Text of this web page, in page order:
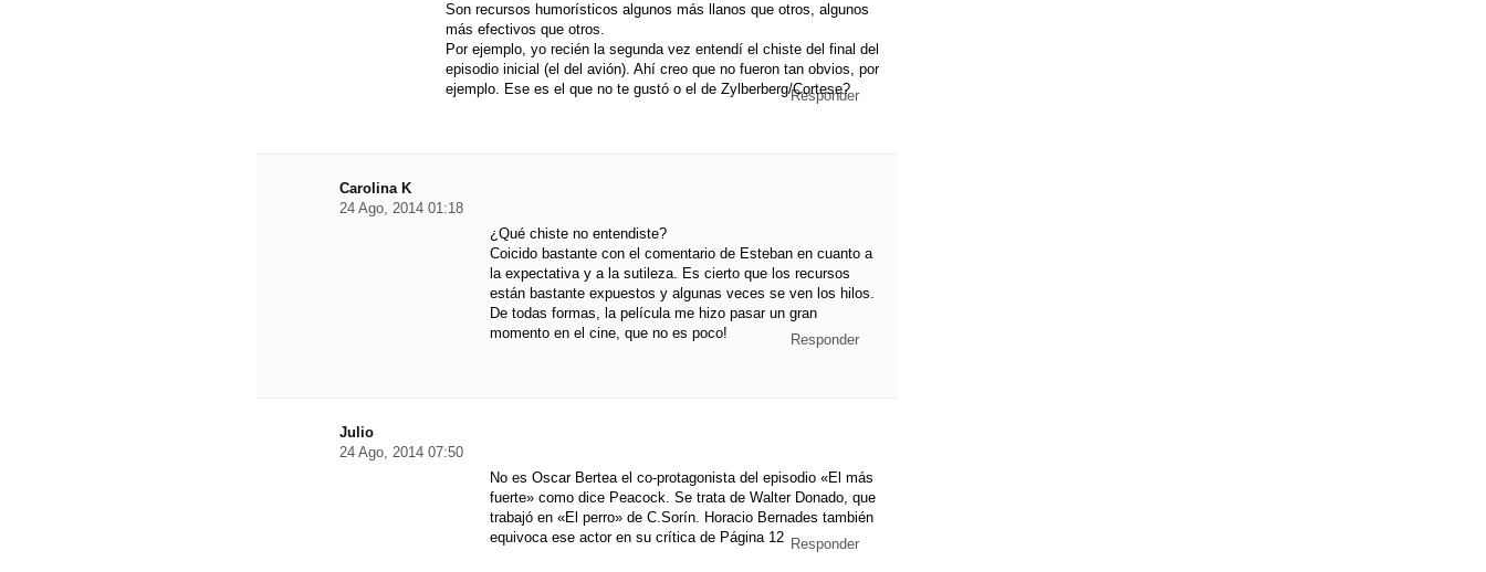
Son recursos humorísticos algunos más llanos que otros, algunos
más efectivos que otros.
Por ejemplo, yo recién la segunda vez entendí el chiste del final del
episodio inicial (el del avión). Ahí creo que no fueron tan obvios, por
ejemplo. Ese es el que no te gustó o el de Zylberberg/Cortese?
Responder
Carolina K
24 Ago, 2014 01:18
¿Qué chiste no entendiste?
Coicido bastante con el comentario de Esteban en cuanto a
la expectativa y a la sutileza. Es cierto que los recursos
están bastante expuestos y algunas veces se ven los hilos.
De todas formas, la película me hizo pasar un gran
momento en el cine, que no es poco!
Responder
Julio
24 Ago, 2014 07:50
No es Oscar Bertea el co-protagonista del episodio «El más
fuerte» como dice Peacock. Se trata de Walter Donado, que
trabajó en «El perro» de C.Sorín. Horacio Bernades también
equivoca ese actor en su crítica de Página 12 Responder